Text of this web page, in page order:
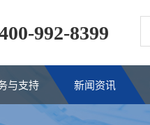
992-8399
与支持 新闻资讯